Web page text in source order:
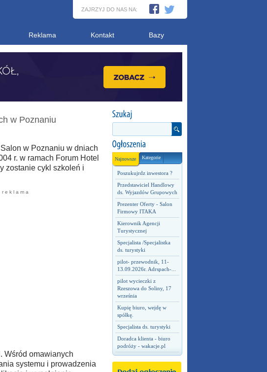
ZAJRZYJ DO NAS NA:
Reklama Kontakt Bazy
Najnowsze Kategorie
Poszukujrdz inwestora ?
Przedstawiciel Handlowy
ds. Wyjazdów Grupowych
Prezenter Oferty - Salon
Firmowy ITAKA
Kierownik Agencji
Turystycznej
Specjalista /Specjalistka
ds. turystyki
pilot- przewodnik, 11-
13.09.2026r. Adrspach-...
pilot wycieczki z
Rzeszowa do Soliny, 17
września
Kupię biuro, wejdę w
spółkę.
Specjalista ds. turystyki
Doradca klienta - biuro
podróży - wakacje.pl
w Poznaniu
w Poznaniu w dniach
r. w ramach Forum Hotel
zostanie cykl szkoleń i
r e k l a m a
Wśród omawianych
systemu i prowadzenia